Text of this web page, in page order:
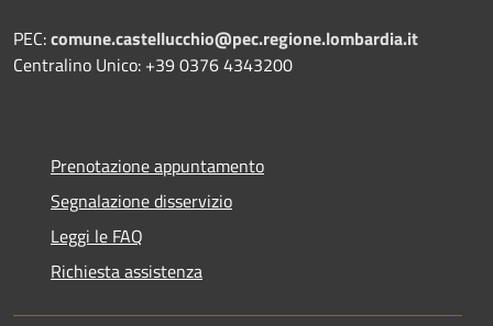
PEC:comune.castellucchio@pec.regione.lombardia.it
Centralino Unico: +39 0376 4343200
Prenotazione appuntamento
Segnalazione disservizio
Leggi le FAQ
Richiesta assistenza